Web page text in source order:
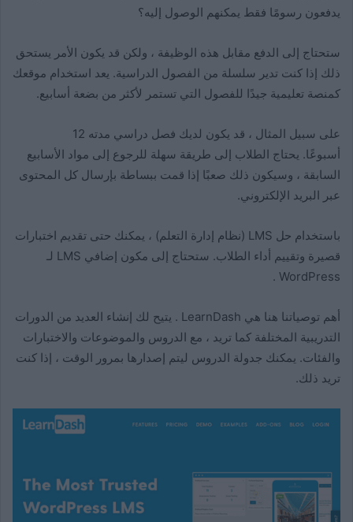
يدفعون رسومًا فقط يمكنهم الوصول إليه؟
ستحتاج إلى الدفع مقابل هذه الوظيفة ، ولكن قد يكون الأمر يستحق
ذلك إذا كنت تدير سلسلة من الفصول الدراسية. يعد استخدام موقعك
كمنصة تعليمية جيدًا للفصول التي تستمر لأكثر من بضعة أسابيع.
على سبيل المثال ، قد يكون لديك فصل دراسي مدته 12
أسبوعًا. يحتاج الطلاب إلى طريقة سهلة للرجوع إلى مواد الأسابيع
السابقة ، وسيكون ذلك صعبًا إذا قمت ببساطة بإرسال كل المحتوى
عبر البريد الإلكتروني.
باستخدام حل LMS (نظام إدارة التعلم) ، يمكنك حتى تقديم اختبارات
قصيرة وتقييم أداء الطلاب. ستحتاج إلى مكون إضافي LMS لـ
WordPress .
أهم توصياتنا هنا هي LearnDash . يتيح لك إنشاء العديد من الدورات
التدريبية المختلفة كما تريد ، مع الدروس والموضوعات والاختبارات
والفئات. يمكنك جدولة الدروس ليتم إصدارها بمرور الوقت ، إذا كنت
تريد ذلك.